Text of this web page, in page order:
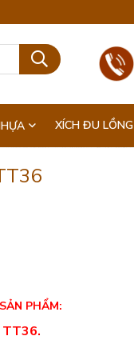
XÍCH ĐU LỒNG
PHẨM:
TT36.